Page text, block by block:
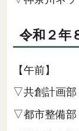
令和２年
【午前】
▽共創計画部
▽都市整備部